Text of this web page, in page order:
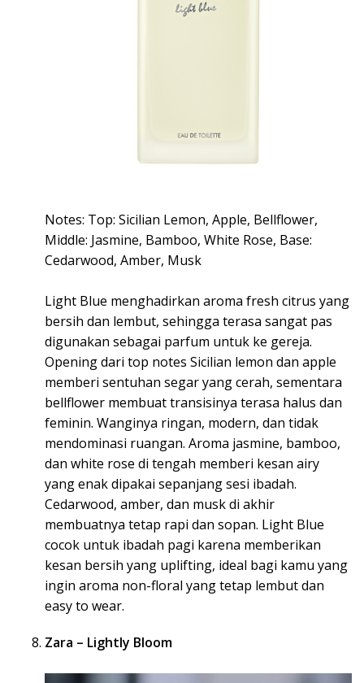
Notes: Top: Sicilian Lemon, Apple, Bellflower,
Middle: Jasmine, Bamboo, White Rose, Base:
Cedarwood, Amber, Musk
Light Blue menghadirkan aroma fresh citrus yang
bersih dan lembut, sehingga terasa sangat pas
digunakan sebagai parfum untuk ke gereja.
Opening dari top notes Sicilian lemon dan apple
memberi sentuhan segar yang cerah, sementara
bellflower membuat transisinya terasa halus dan
feminin. Wanginya ringan, modern, dan tidak
mendominasi ruangan. Aroma jasmine, bamboo,
dan white rose di tengah memberi kesan airy
yang enak dipakai sepanjang sesi ibadah.
Cedarwood, amber, dan musk di akhir
membuatnya tetap rapi dan sopan. Light Blue
cocok untuk ibadah pagi karena memberikan
kesan bersih yang uplifting, ideal bagi kamu yang
ingin aroma non-floral yang tetap lembut dan
easy to wear.
Zara – Lightly Bloom